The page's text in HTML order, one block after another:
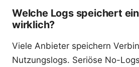
Welche Logs speichert
wirklich?
Viele Anbieter speichern
Nutzungslogs. Seriöse No-